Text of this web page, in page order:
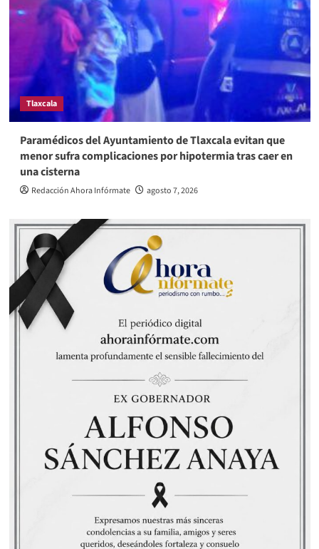
Tlaxcala
Paramédicos del Ayuntamiento de Tlaxcala evitan que
menor sufra complicaciones por hipotermia tras caer en
una cisterna
Redacción Ahora Infórmate agosto 7, 2026